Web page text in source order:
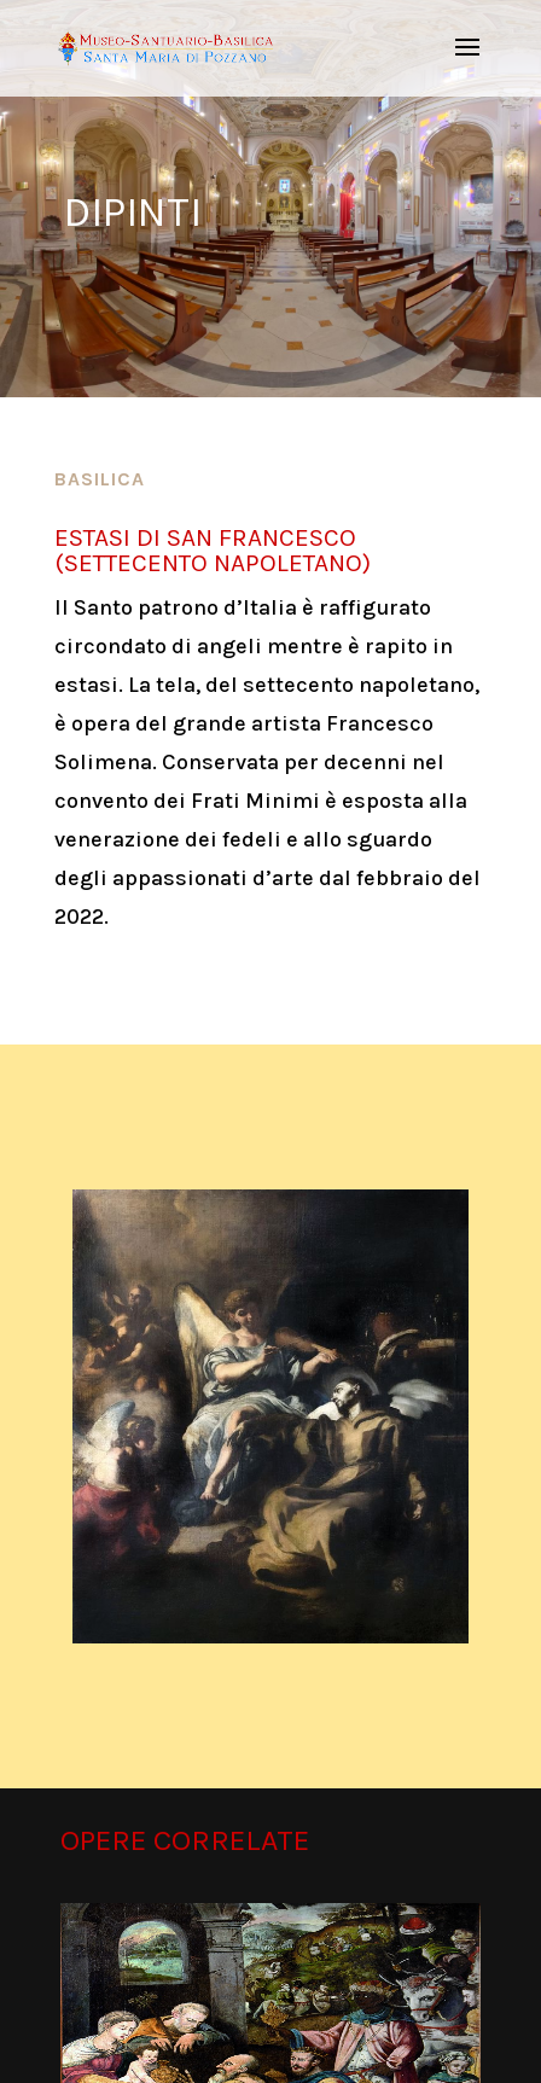
DIPINTI
BASILICA
ESTASI DI SAN FRANCESCO
(SETTECENTO NAPOLETANO)
Il Santo patrono d’Italia è raffigurato
circondato di angeli mentre è rapito in
estasi. La tela, del settecento napoletano,
è opera del grande artista Francesco
Solimena. Conservata per decenni nel
convento dei Frati Minimi è esposta alla
venerazione dei fedeli e allo sguardo
degli appassionati d’arte dal febbraio del
2022.
OPERE CORRELATE